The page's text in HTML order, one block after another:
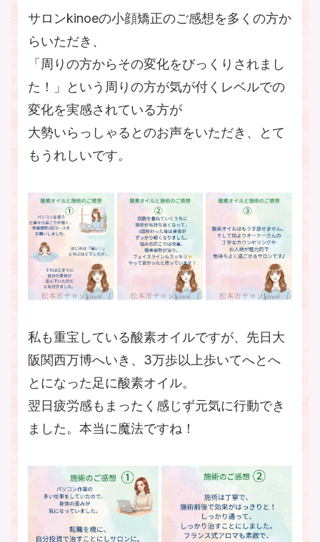
サロンkinoeの小顔矯正のご感想を多くの方か
らいただき、
「周りの方からその変化をびっくりされまし
た！」という周りの方が気が付くレベルでの
変化を実感されている方が
大勢いらっしゃるとのお声をいただき、とて
もうれしいです。
私も重宝している酸素オイルですが、先日大
阪関西万博へいき、3万歩以上歩いてへとへ
とになった足に酸素オイル。
翌日疲労感もまったく感じず元気に行動でき
ました。本当に魔法ですね！